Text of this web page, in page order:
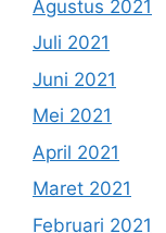
Agustus 2021
Juli 2021
Juni 2021
Mei 2021
April 2021
Maret 2021
Februari 2021